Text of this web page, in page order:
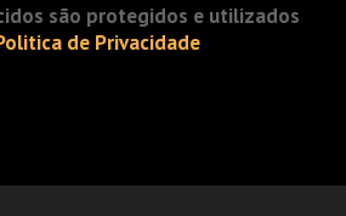
são protegidos e utilizados
de Privacidade